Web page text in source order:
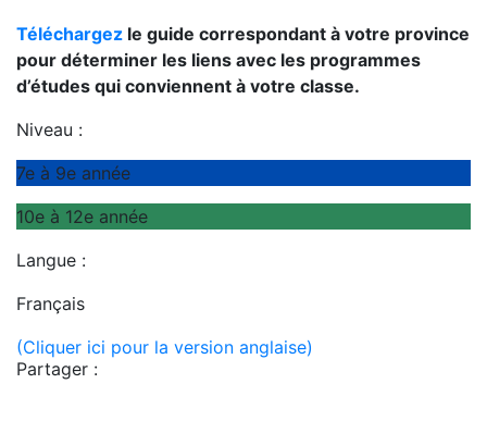
Téléchargez le guide correspondant à votre province
pour déterminer les liens avec les programmes
d’études qui conviennent à votre classe.
Niveau :
7e à 9e année
10e à 12e année
Langue :
Français
(Cliquer ici pour la version anglaise)
Partager :